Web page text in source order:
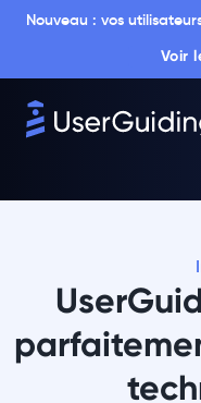
Nouveau : vos
Voir